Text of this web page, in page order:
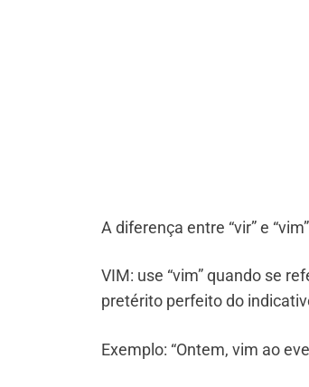
A diferença entre “vir” e
VIM: use “vim” quando se
pretérito perfeito do
Exemplo: “Ontem, vim ao